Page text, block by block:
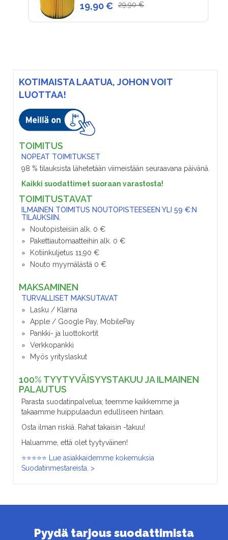
KOTIMAISTA LAATUA, JOHON VOIT
LUOTTAA!
TOIMITUS
NOPEAT TOIMITUKSET
98 % tilauksista lähetetään viimeistään seuraavana päivänä.
Kaikki suodattimet suoraan varastosta!
TOIMITUSTAVAT
ILMAINEN TOIMITUS NOUTOPISTEESEEN YLI 59 €:N
TILAUKSIIN.
Noutopisteisiin alk. 0 €
Pakettiautomaatteihin alk. 0 €
Kotiinkuljetus 11,90 €
Nouto myymälästä 0 €
MAKSAMINEN
TURVALLISET MAKSUTAVAT
Lasku / Klarna
Apple / Google Pay, MobilePay
Pankki- ja luottokortit
Verkkopankki
Myös yrityslaskut
100% TYYTYVÄISYYSTAKUU JA ILMAINEN
PALAUTUS
Parasta suodatinpalvelua; teemme kaikkemme ja
takaamme huippulaadun edulliseen hintaan.
Osta ilman riskiä. Rahat takaisin -takuu!
Haluamme, että olet tyytyväinen!
⭐⭐⭐⭐⭐ Lue asiakkaidemme kokemuksia
Suodatinmestareista. >
19,90 € 29,90 €
Pyydä tarjous suodattimista